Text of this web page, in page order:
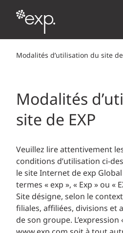
Modalités d’utilisation du site de
Modalités
site de EXP
Veuillez lire attentivement
conditions d’utilisation ci-
le site Internet de exp Global
termes « exp », « Exp » ou «
Site désigne, selon le
filiales, affiliées, divisions et
de son groupe.